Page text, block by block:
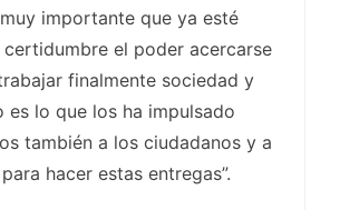
importante que ya esté
el poder acercarse
finalmente sociedad y
es lo que los ha impulsado
también a los ciudadanos y a
hacer estas entregas”.